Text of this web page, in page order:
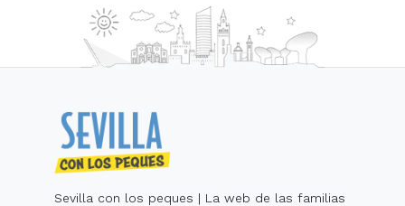
Sevilla con los peques | La web de las familias